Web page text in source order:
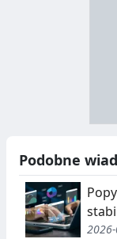
N
I
E
,
B
U
C
J
Podobne